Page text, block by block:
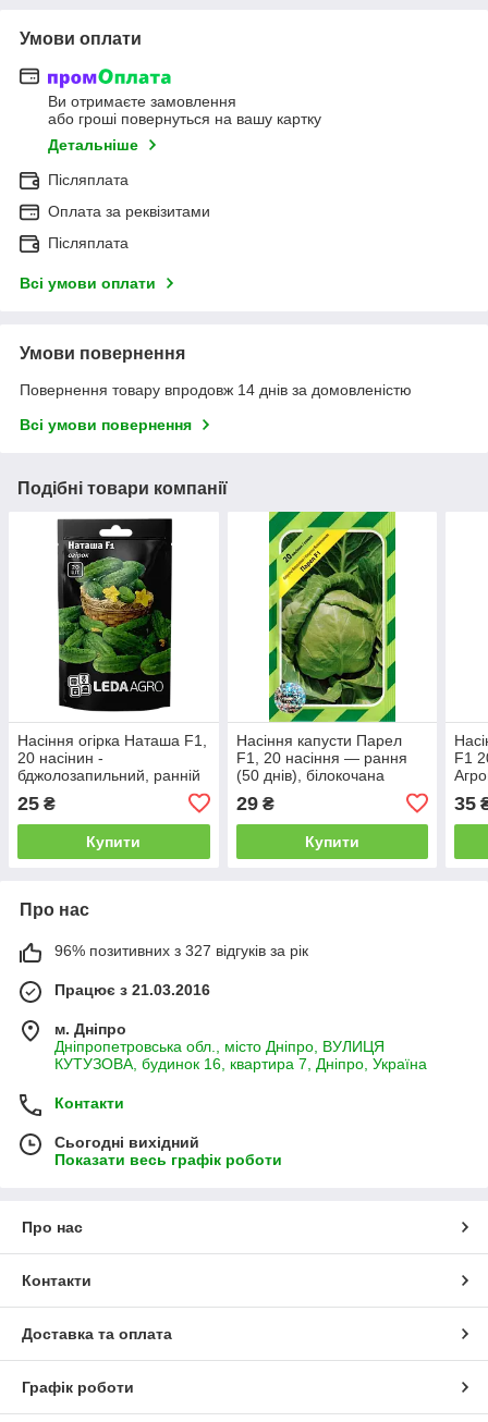
Умови оплати
Ви отримаєте замовлення
або гроші повернуться на вашу картку
Детальніше
Післяплата
Оплата за реквізитами
Післяплата
Всі умови оплати
Умови повернення
Повернення товару впродовж 14 днів за домовленістю
Всі умови повернення
Подібні товари компанії
Насіння огірка Наташа F1,
20 насінин -
бджолозапильний, ранній
LEDAAGRO
25 ₴
Купити
Насіння капусти Парел
F1, 20 насіння — рання
(50 днів), білокочана
29₴
Купити
F1
35
Про нас
96% позитивних з 327 відгуків за рік
Працює з 21.03.2016
м. Дніпро
Дніпропетровська обл., місто Дніпро, ВУЛИЦЯ
КУТУЗОВА, будинок 16, квартира 7, Дніпро, Україна
Контакти
Сьогодні вихідний
Показати весь графік роботи
Про нас
Контакти
Доставка та оплата
Графік роботи